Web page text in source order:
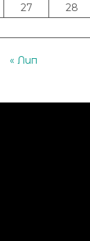
27 28
« Лип